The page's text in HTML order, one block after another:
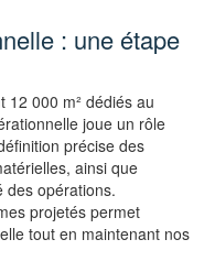
: une étape
12 000 m² dédiés au
joue un rôle
précise des
ainsi que
des opérations.
projetés permet
tout en maintenant nos